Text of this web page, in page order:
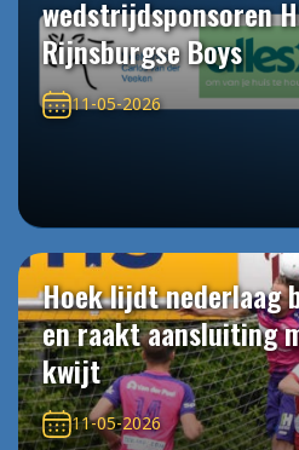
wedstrijdsponsoren
Rijnsburgse Boys
11-05-2026
Hoek lijdt nederlaag
en raakt aansluiting
kwijt
11-05-2026